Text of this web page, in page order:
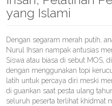
yang Islami
Dengan segaram merah putih,
Nurul Ihsan nampak antusias
Siswa atau biasa di sebut MOS,
dengan menggunakan topi
latih untuk percaya diri meski
di guankan saat pesta ulang
seluruh peserta terlihat khidmat